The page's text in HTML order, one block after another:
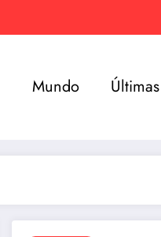
Mundo Últimas